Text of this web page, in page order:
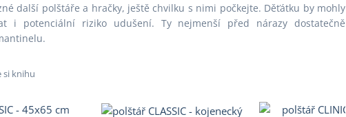
další polštáře a hračky, ještě chvilku s nimi počkejte. Děťátku by mohly
i potenciální riziko udušení. Ty nejmenší před nárazy dostatečně